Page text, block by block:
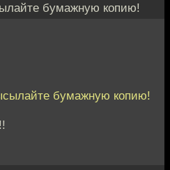
бумажную копию!
бумажную копию!